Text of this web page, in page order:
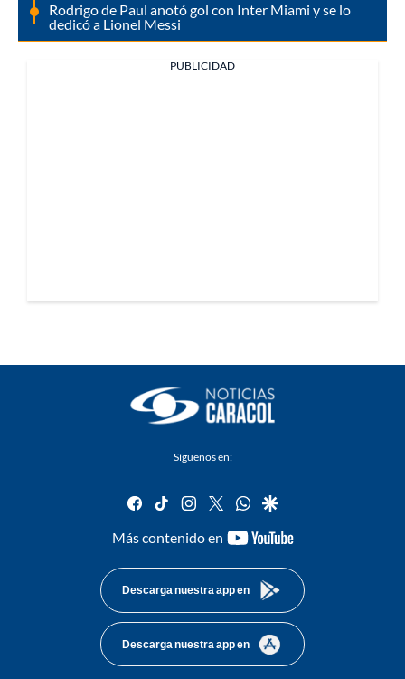
Rodrigo de Paul anotó gol con Inter Miami y se lo
dedicó a Lionel Messi
PUBLICIDAD
Síguenos en:
facebook
tiktok instagram
twitterwhatsapp
google
Más contenido en
youtube-
Descarga nuestra app en
Descarga nuestra app en